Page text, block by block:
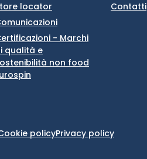
locator
- Marchi
qualità e
non food
Contatti
policyPrivacy policy